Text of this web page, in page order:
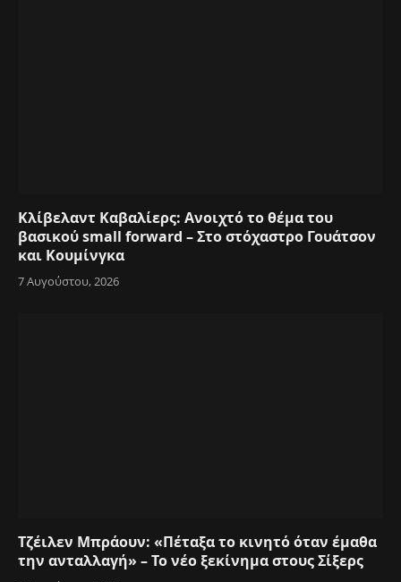
Κλίβελαντ Καβαλίερς: Ανοιχτό το θέμα του
βασικού small forward – Στο στόχαστρο Γουάτσον
και Κουμίνγκα
7 Αυγούστου, 2026
Τζέιλεν Μπράουν: «Πέταξα το κινητό όταν έμαθα
την ανταλλαγή» – Το νέο ξεκίνημα στους Σίξερς